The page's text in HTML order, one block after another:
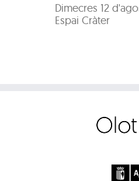
Dimecres 12
Espai Cràter